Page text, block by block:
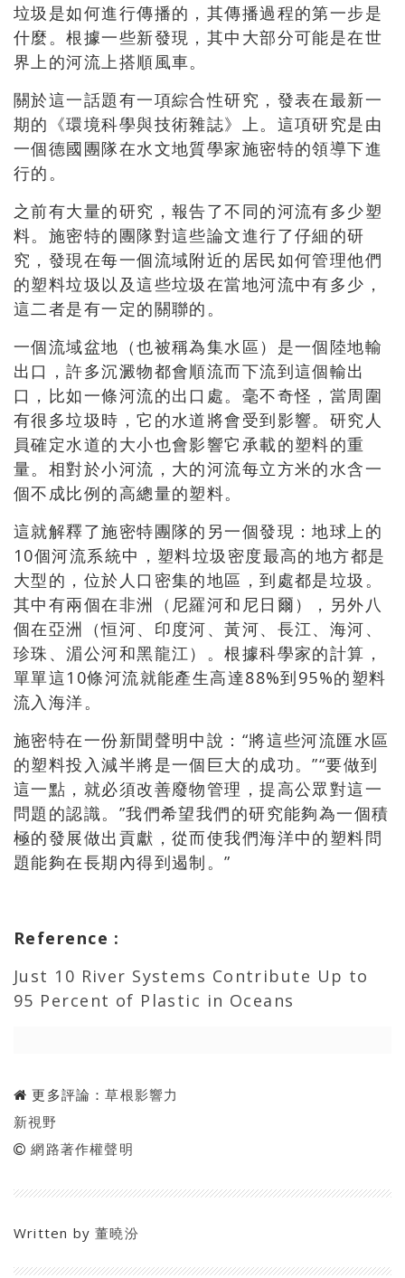
垃圾是如何進行傳播的，其傳播過程的第一步是
什麼。根據一些新發現，其中大部分可能是在世
界上的河流上搭順風車。
關於這一話題有一項綜合性研究，發表在最新一
期的《環境科學與技術雜誌》上。這項研究是由
一個德國團隊在水文地質學家施密特的領導下進
行的。
之前有大量的研究，報告了不同的河流有多少塑
料。施密特的團隊對這些論文進行了仔細的研
究，發現在每一個流域附近的居民如何管理他們
的塑料垃圾以及這些垃圾在當地河流中有多少，
這二者是有一定的關聯的。
一個流域盆地（也被稱為集水區）是一個陸地輸
出口，許多沉澱物都會順流而下流到這個輸出
口，比如一條河流的出口處。毫不奇怪，當周圍
有很多垃圾時，它的水道將會受到影響。研究人
員確定水道的大小也會影響它承載的塑料的重
量。相對於小河流，大的河流每立方米的水含一
個不成比例的高總量的塑料。
這就解釋了施密特團隊的另一個發現：地球上的
10個河流系統中，塑料垃圾密度最高的地方都是
大型的，位於人口密集的地區，到處都是垃圾。
其中有兩個在非洲（尼羅河和尼日爾），另外八
個在亞洲（恒河、印度河、黃河、長江、海河、
珍珠、湄公河和黑龍江）。根據科學家的計算，
單單這10條河流就能產生高達88%到95%的塑料
流入海洋。
施密特在一份新聞聲明中說：“將這些河流匯水區
的塑料投入減半將是一個巨大的成功。”“要做到
這一點，就必須改善廢物管理，提高公眾對這一
問題的認識。”我們希望我們的研究能夠為一個積
極的發展做出貢獻，從而使我們海洋中的塑料問
題能夠在長期內得到遏制。”
Reference :
Just 10 River Systems Contribute Up to
95 Percent of Plastic in Oceans
更多評論：草根影響力
新視野
網路著作權聲明
Written by董曉汾